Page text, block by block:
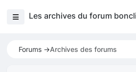
Les archives du forum
Forums ->Archives des forums